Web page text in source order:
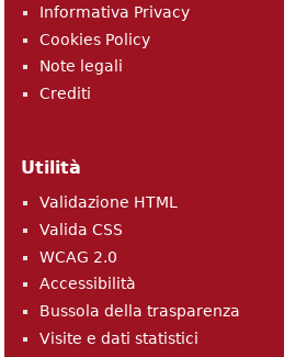
Informativa Privacy
Cookies Policy
Note legali
Crediti
Utilità
Validazione HTML
Valida CSS
WCAG 2.0
Accessibilità
Bussola della trasparenza
Visite e dati statistici